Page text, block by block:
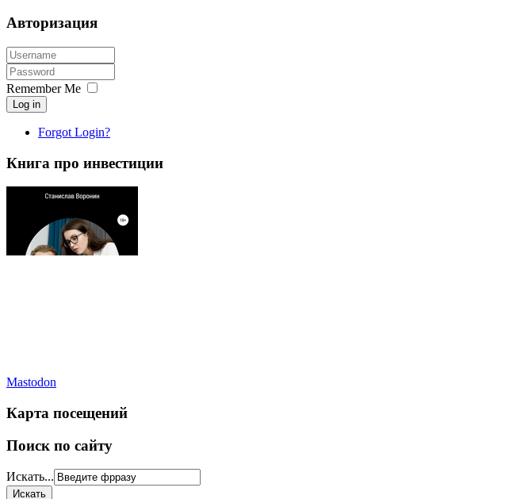
Авторизация
Remember Me
Log in
Forgot Login?
Книга про инвестиции
Mastodon
Карта посещений
Поиск по сайту
Искать...